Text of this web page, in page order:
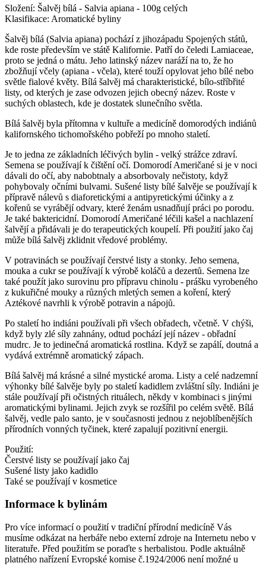
Složení: Šalvěj bílá - Salvia apiana - 100g celých
Klasifikace: Aromatické byliny
Šalvěj bílá (Salvia apiana) pochází z jihozápadu Spojených států,
kde roste především ve státě Kalifornie. Patří do čeledi Lamiaceae,
proto se jedná o mátu. Jeho latinský název naráží na to, že ho
zbožňují včely (apiana - včela), které touží opylovat jeho bílé nebo
světle fialové květy. Bílá šalvěj má charakteristické, bílo-stříbřité
listy, od kterých je zase odvozen jejich obecný název. Roste v
suchých oblastech, kde je dostatek slunečního světla.
Bílá šalvěj byla přítomna v kultuře a medicíně domorodých indiánů
kalifornského tichomořského pobřeží po mnoho staletí.
Je to jedna ze základních léčivých bylin - velký strážce zdraví.
Semena se používají k čištění očí. Domorodí Američané si je v noci
dávali do očí, aby nabobtnaly a absorbovaly nečistoty, když
pohybovaly očními bulvami. Sušené listy bílé šalvěje se používají k
přípravě nálevů s diaforetickými a antipyretickými účinky a z
kořenů se vyrábějí odvary, které ženám usnadňují práci po porodu.
Je také baktericidní. Domorodí Američané léčili kašel a nachlazení
šalvějí a přidávali je do terapeutických koupelí. Při použití jako čaj
může bílá šalvěj zklidnit vředové problémy.
V potravinách se používají čerstvé listy a stonky. Jeho semena,
mouka a cukr se používají k výrobě koláčů a dezertů. Semena lze
také použít jako surovinu pro přípravu chinolu - prášku vyrobeného
z kukuřičné mouky a různých mletých semen a koření, který
Aztékové navrhli k výrobě potravin a nápojů.
Po staletí ho indiáni používali při všech obřadech, včetně. V chýši,
když byly zlé síly zahnány, odtud pochází její název - obřadní
mudrc. Je to jedinečná aromatická rostlina. Když se zapálí, doutná a
vydává extrémně aromatický zápach.
Bílá šalvěj má krásné a silné mystické aroma. Listy a celé nadzemní
výhonky bílé šalvěje byly po staletí kadidlem zvláštní síly. Indiáni je
stále používají při očistných rituálech, někdy v kombinaci s jinými
aromatickými bylinami. Jejich zvyk se rozšířil po celém světě. Bílá
šalvěj, vedle palo santo, je v současnosti jednou z nejoblíbenějších
přírodních vonných tyčinek, které zapalují pozitivní energii.
Použití:
Čerstvé listy se používají jako čaj
Sušené listy jako kadidlo
Také se používají v kosmetice
Informace k bylinám
Pro více informací o použití v tradiční přírodní medicíně Vás
musíme odkázat na herbáře nebo externí zdroje na Internetu nebo v
literatuře. Před použitím se poraďte s herbalistou. Podle aktuálně
platného nařízení Evropské komise č.1924/2006 není možné u